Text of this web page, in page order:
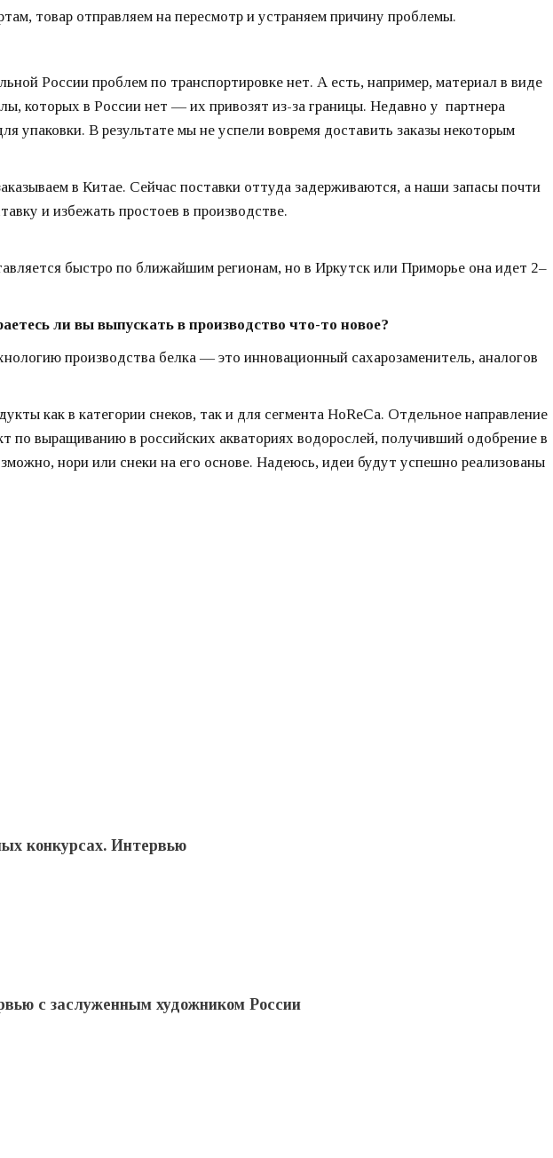
товар отправляем на пересмотр и устраняем причину проблемы.
России проблем по транспортировке нет. А есть, например, материал в виде
которых в России нет — их привозят из-за границы. Недавно у партнера
В результате мы не успели вовремя доставить заказы некоторым
в Китае. Сейчас поставки оттуда задерживаются, а наши запасы почти
и избежать простоев в производстве.
быстро по ближайшим регионам, но в Иркутск или Приморье она идет 2–
ли вы выпускать в производство что-то новое?
производства белка — это инновационный сахарозаменитель, аналогов
как в категории снеков, так и для сегмента HoReCa. Отдельное направление
выращиванию в российских акваториях водорослей, получивший одобрение в
нори или снеки на его основе. Надеюсь, идеи будут успешно реализованы
конкурсах. Интервью
с заслуженным художником России